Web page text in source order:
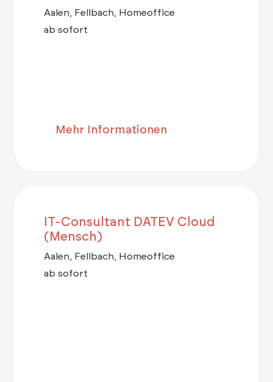
Aalen, Fellbach, Homeoffice
ab sofort
Mehr Informationen
IT-Consultant DATEV Cloud
(Mensch)
Aalen, Fellbach, Homeoffice
ab sofort